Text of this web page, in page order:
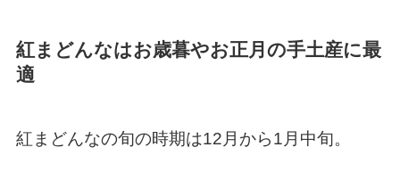
紅まどんなはお歳暮やお正月の手土産に最
適
紅まどんなの旬の時期は12月から1月中旬。